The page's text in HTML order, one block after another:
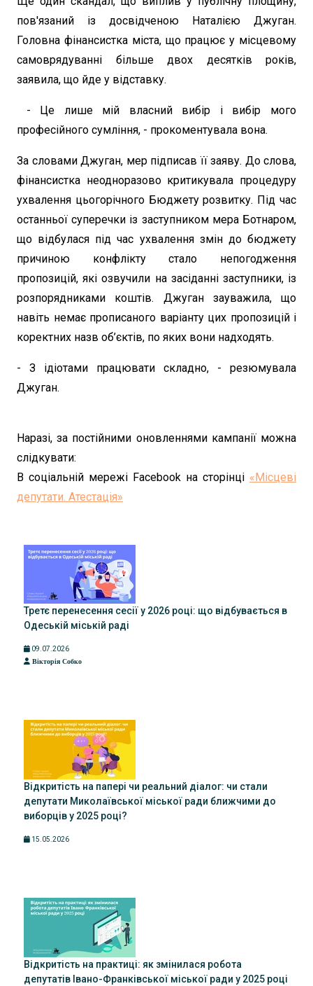
пов'язаний із досвідченою Наталією Джуган.
Головна фінансистка міста, що працює у місцевому
самоврядуванні більше двох десятків років,
заявила, що йде у відставку.
- Це лише мій власний вибір і вибір мого
професійного сумління, - прокоментувала вона.
За словами Джуган, мер підписав її заяву. До слова,
фінансистка неодноразово критикувала процедуру
ухвалення цьогорічного Бюджету розвитку. Під час
останньої суперечки із заступником мера Ботнаром,
що відбулася під час ухвалення змін до бюджету
причиною конфлікту стало непогодження
пропозицій, які озвучили на засіданні заступники, із
розпорядниками коштів. Джуган зауважила, що
навіть немає прописаного варіанту цих пропозицій і
коректних назв об’єктів, по яких вони надходять.
- З ідіотами працювати складно, - резюмувала
Джуган.
Наразі, за постійними оновленнями кампанії можна
слідкувати:
В соціальній мережі Facebook на сторінці «Місцеві
депутати. Атестація»
Третє перенесення сесії у 2026 році: що відбувається в
Одеській міській раді
09.07.2026
Вікторія Собко
Відкритість на папері чи реальний діалог: чи стали
депутати Миколаївської міської ради ближчими до
виборців у 2025 році?
15.05.2026
Відкритість на практиці: як змінилася робота
депутатів Івано-Франківської міської ради у 2025 році